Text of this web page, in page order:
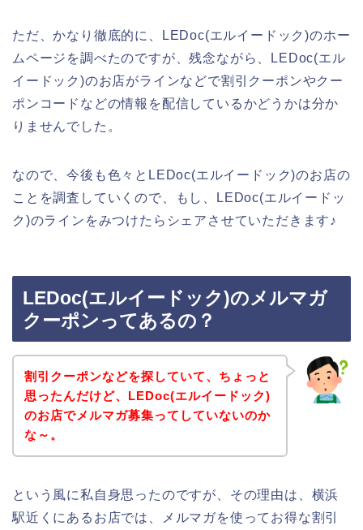
ただ、かなり徹底的に、LEDoc(エルイードック)のホー
ムページを調べたのですが、残念ながら、LEDoc(エル
イードック)のお店がラインなどで割引クーポンやクー
ポンコードなどの情報を配信しているかどうかは分か
りませんでした。
なので、今後も色々とLEDoc(エルイードック)のお店の
ことを調査していくので、もし、LEDoc(エルイードッ
ク)のラインをみつけたらシェアさせていただきます♪
LEDoc(エルイードック)のメルマガ
クーポンってあるの？
割引クーポンなどを探していて、ちょっと
思ったんだけど、LEDoc(エルイードック)
のお店でメルマガ募集ってしていないのか
な～。
という風に私自身思ったのですが、その理由は、横浜
駅近くにあるお店では、メルマガを使ってお得な割引